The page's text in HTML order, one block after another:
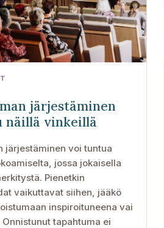
järjestäminen
näillä vinkeillä
järjestäminen voi tuntua
jossa jokaisella
Pienetkin
vaikuttavat siihen, jääkö
inspiroituneena vai
tapahtuma ei